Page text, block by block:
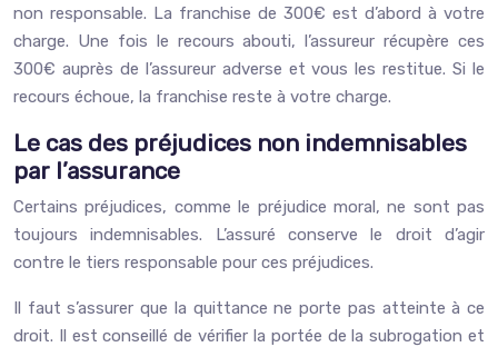
non responsable. La franchise de 300€ est d’abord à votre
charge. Une fois le recours abouti, l’assureur récupère ces
300€ auprès de l’assureur adverse et vous les restitue. Si le
recours échoue, la franchise reste à votre charge.
Le cas des préjudices non indemnisables
par l’assurance
Certains préjudices, comme le préjudice moral, ne sont pas
toujours indemnisables. L’assuré conserve le droit d’agir
contre le tiers responsable pour ces préjudices.
Il faut s’assurer que la quittance ne porte pas atteinte à ce
droit. Il est conseillé de vérifier la portée de la subrogation et